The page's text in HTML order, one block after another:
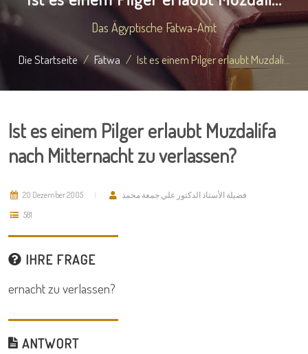
Das Ägyptische Fatwa-Amt
Die Startseite Fatwa Ist es einem Pilger erlaubt Muzdali...
Ist es einem Pilger erlaubt Muzdalifa
nach Mitternacht zu verlassen?
20 Dezember 2005
فضيلة الأستاذ الدكتور علي جمعة محمد
581
IHRE FRAGE
ernacht zu verlassen?
ANTWORT